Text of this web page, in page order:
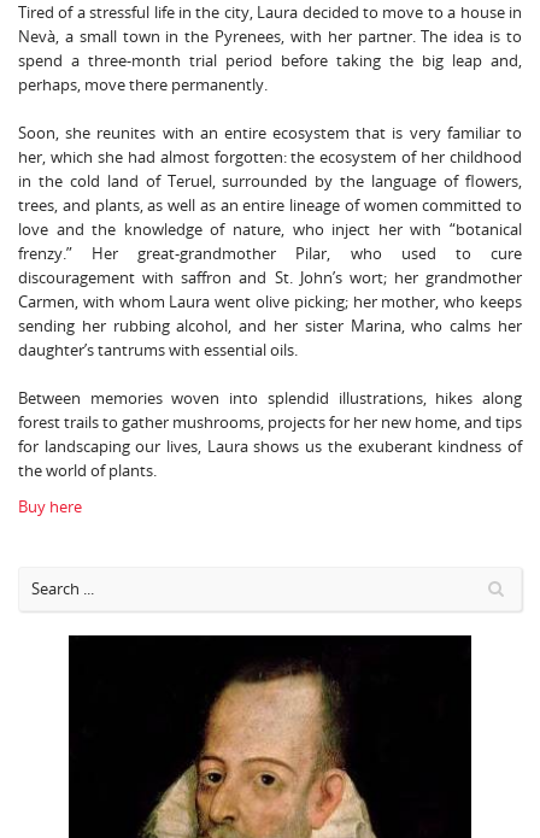
Tired of a stressful life in the city, Laura decided to move to a house in
Nevà, a small town in the Pyrenees, with her partner. The idea is to
spend a three-month trial period before taking the big leap and,
perhaps, move there permanently.
Soon, she reunites with an entire ecosystem that is very familiar to
her, which she had almost forgotten: the ecosystem of her childhood
in the cold land of Teruel, surrounded by the language of flowers,
trees, and plants, as well as an entire lineage of women committed to
love and the knowledge of nature, who inject her with “botanical
frenzy.” Her great-grandmother Pilar, who used to cure
discouragement with saffron and St. John’s wort; her grandmother
Carmen, with whom Laura went olive picking; her mother, who keeps
sending her rubbing alcohol, and her sister Marina, who calms her
daughter’s tantrums with essential oils.
Between memories woven into splendid illustrations, hikes along
forest trails to gather mushrooms, projects for her new home, and tips
for landscaping our lives, Laura shows us the exuberant kindness of
the world of plants.
Buy here